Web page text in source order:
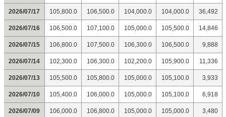
2026/07/17 105,800.0 106,500.0 104,000.0 104,000.0 36,492
2026/07/16 106,500.0 107,100.0 105,000.0 105,500.0 14,846
2026/07/15 106,800.0 107,500.0 106,300.0 106,500.0 9,888
2026/07/14 102,300.0 106,300.0 102,200.0 105,900.0 11,336
2026/07/13 105,500.0 105,800.0 105,000.0 105,100.0 3,933
2026/07/10 105,400.0 106,000.0 105,000.0 105,100.0 6,918
2026/07/09 106,000.0 106,800.0 105,000.0 105,000.0 3,480